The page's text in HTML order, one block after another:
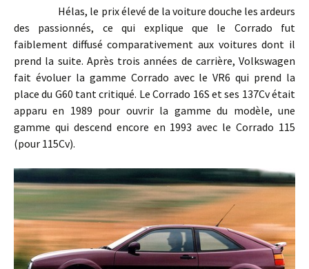
Hélas, le prix élevé de la voiture douche les ardeurs
des passionnés, ce qui explique que le Corrado fut
faiblement diffusé comparativement aux voitures dont il
prend la suite. Après trois années de carrière, Volkswagen
fait évoluer la gamme Corrado avec le VR6 qui prend la
place du G60 tant critiqué. Le Corrado 16S et ses 137Cv était
apparu en 1989 pour ouvrir la gamme du modèle, une
gamme qui descend encore en 1993 avec le Corrado 115
(pour 115Cv).